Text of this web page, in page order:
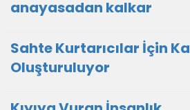
anayasadan kalkar
Sahte Kurtarıcılar İçin
Oluşturuluyor